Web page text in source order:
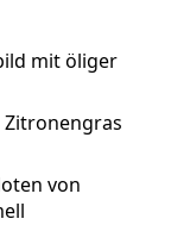
mit öliger
Zitronengras
von